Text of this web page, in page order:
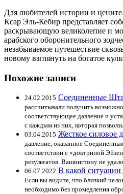
Для любителей истории и
Ксар Эль-Кебир представляет
раскрывающую великолепие и
арабского оборонительного
незабываемое путешествие
новому взглянуть на богатое
Похожие записи
24.02.2015 Соединенные
рассчитывали получить
соответствующее давление и
с каждым из них, которая
03.04.2015 Жесткое силовое
давление, оказанное
соответствии с «доктриной
результатов. Вашингтону не
06.07.2022 В какой
Если вы видите, что близкий
необходимо без промедления